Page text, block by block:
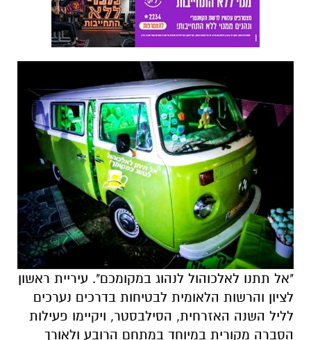
"אל תתנו לאלכוהול לנהוג במקומכם". עיריית ראשון
לציון והרשות הלאומית לבטיחות בדרכים נערכים
לליל השנה האזרחית, הסילבסטר, ויקיימו פעילות
הסברה מקורית במיוחד במתחם הרובע ולאורך